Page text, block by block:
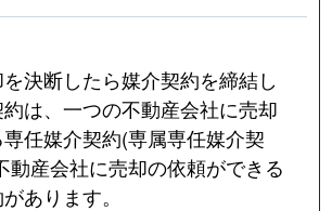
決断したら媒介契約を締結し
は、一つの不動産会社に売却
任媒介契約(専属専任媒介契
動産会社に売却の依頼ができる
あります。